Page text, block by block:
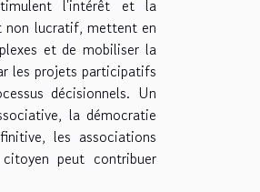
l'intérêt et la
non lucratif, mettent en
et de mobiliser la
les projets participatifs
décisionnels. Un
la démocratie
les associations
peut contribuer